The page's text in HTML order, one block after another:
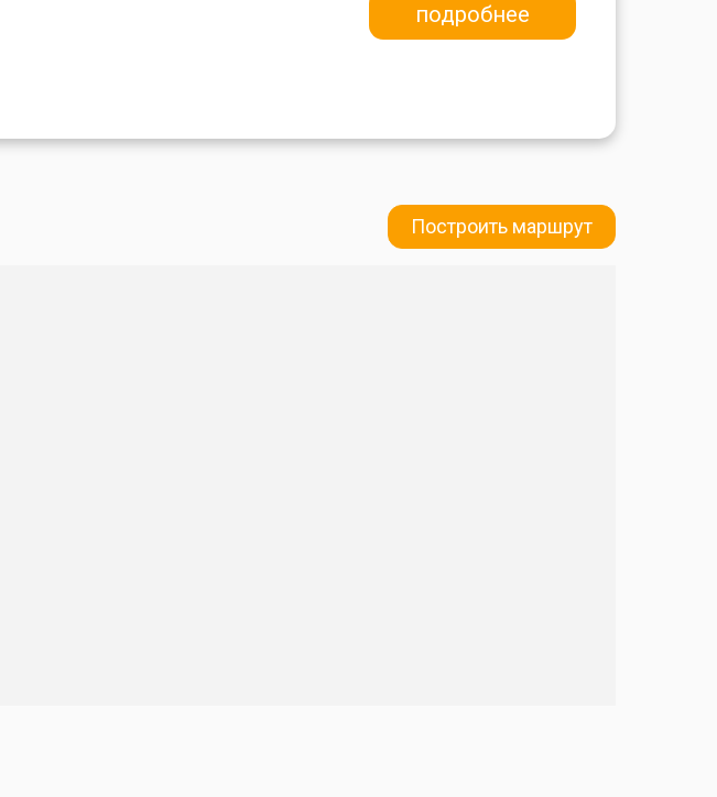
подробнее
Построить маршрут